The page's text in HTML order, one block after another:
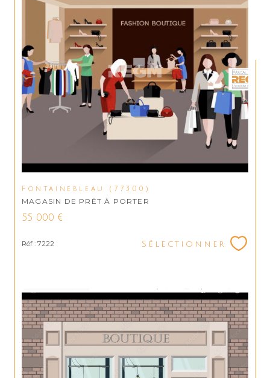
Fontainebleau (77300)
MAGASIN DE PRÊT À PORTER
55 000 €
Réf : 7222 Sélectionner